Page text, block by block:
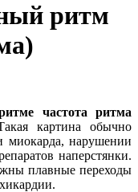
ритм
частота ритма
картина обычно
миокарда, нарушении
наперстянки.
плавные переходы